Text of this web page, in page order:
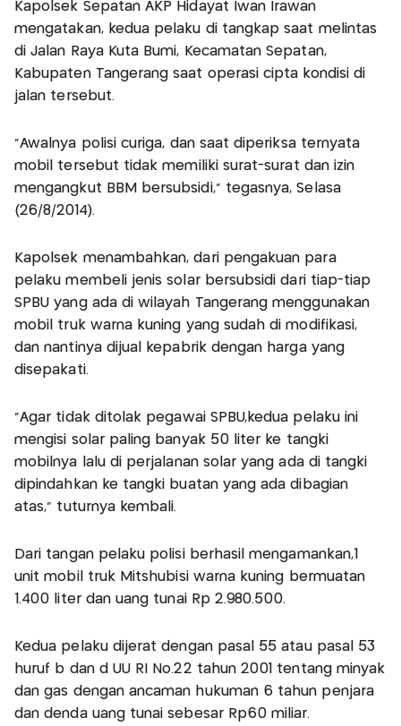
Kapolsek Sepatan AKP Hidayat Iwan Irawan
mengatakan, kedua pelaku di tangkap saat melintas
di Jalan Raya Kuta Bumi, Kecamatan Sepatan,
Kabupaten Tangerang saat operasi cipta kondisi di
jalan tersebut.
"Awalnya polisi curiga, dan saat diperiksa ternyata
mobil tersebut tidak memiliki surat-surat dan izin
mengangkut BBM bersubsidi," tegasnya, Selasa
(26/8/2014).
Kapolsek menambahkan, dari pengakuan para
pelaku membeli jenis solar bersubsidi dari tiap-tiap
SPBU yang ada di wilayah Tangerang menggunakan
mobil truk warna kuning yang sudah di modifikasi,
dan nantinya dijual kepabrik dengan harga yang
disepakati.
"Agar tidak ditolak pegawai SPBU,kedua pelaku ini
mengisi solar paling banyak 50 liter ke tangki
mobilnya lalu di perjalanan solar yang ada di tangki
dipindahkan ke tangki buatan yang ada dibagian
atas," tuturnya kembali.
Dari tangan pelaku polisi berhasil mengamankan,1
unit mobil truk Mitshubisi warna kuning bermuatan
1.400 liter dan uang tunai Rp 2.980.500.
Kedua pelaku dijerat dengan pasal 55 atau pasal 53
huruf b dan d UU RI No.22 tahun 2001 tentang minyak
dan gas dengan ancaman hukuman 6 tahun penjara
dan denda uang tunai sebesar Rp60 miliar.